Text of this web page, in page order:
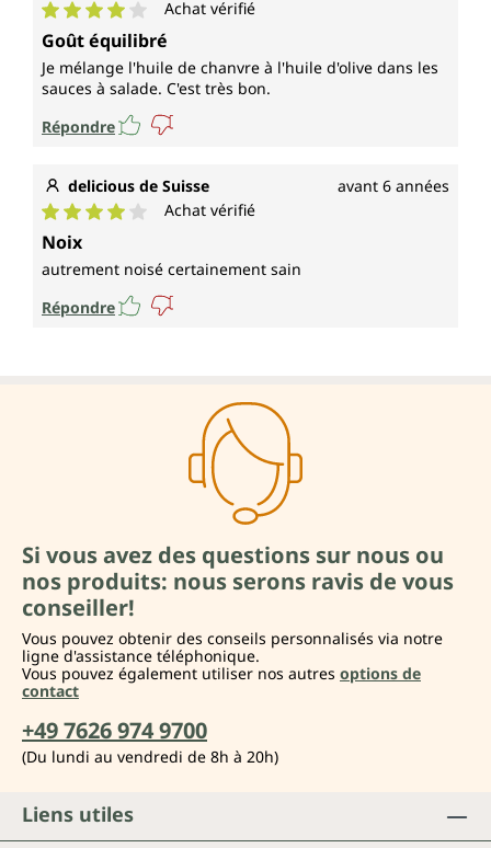
Note moyenne de 4 sur 5 étoiles
Achat vérifié
Goût équilibré
Je mélange l'huile de chanvre à l'huile d'olive dans les
sauces à salade. C'est très bon.
Répondre
delicious de Suisse avant 6 années
Note moyenne de 4 sur 5 étoiles
Achat vérifié
Noix
autrement noisé certainement sain
Répondre
Si vous avez des questions sur nous ou
nos produits: nous serons ravis de vous
conseiller!
Vous pouvez obtenir des conseils personnalisés via notre
ligne d'assistance téléphonique.
Vous pouvez également utiliser nos autres options de
contact
+49 7626 974 9700
(Du lundi au vendredi de 8h à 20h)
Liens utiles